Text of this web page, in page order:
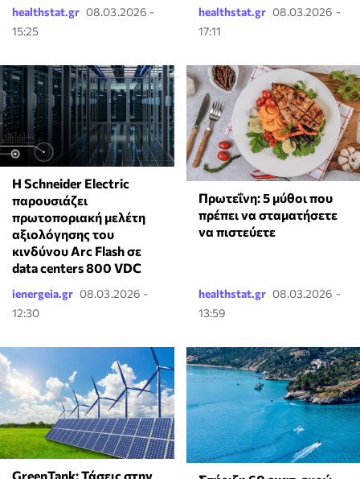
healthstat.gr 08.03.2026 -
15:25
healthstat.gr 08.03.2026 -
17:11
Η Schneider Electric
παρουσιάζει
πρωτοποριακή μελέτη
αξιολόγησης του
κινδύνου Arc Flash σε
data centers 800 VDC
ienergeia.gr 08.03.2026 -
12:30
Πρωτεΐνη: 5 μύθοι που
πρέπει να σταματήσετε
να πιστεύετε
healthstat.gr 08.03.2026 -
13:59
GreenTank: Τάσεις στην